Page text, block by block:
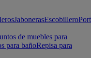
JabonerasEscobillero
de muebles para
para bañoRepisa para